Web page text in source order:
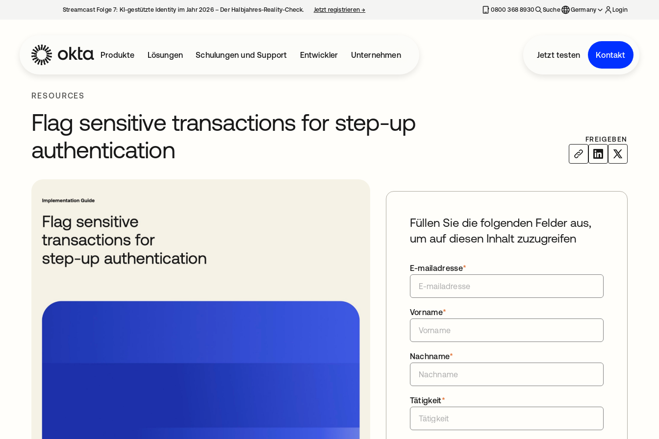
Streamcast Folge 7: KI-gestützte Identity im Jahr 2026 – Der Halbjahres-Reality-Check. Jetzt registrieren→ 0800 368 8930 Suche Germany Login
Produkte Lösungen Schulungen und Support Entwickler Unternehmen Jetzt testen Kontakt
RESOURCES
Flag sensitive transactions for step-up
authentication
FREIGEBEN
Füllen Sie die folgenden Felder aus,
um auf diesen Inhalt zuzugreifen
*
E-mailadresse
*
Vorname
*
Nachname
*
Tätigkeit